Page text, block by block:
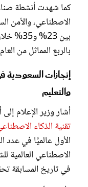
كما شهدت أنشطة صناعة
الاصطناعي، والأمن
بالربع المماثل من
إنجازات
والتعليم
أشار وزير الإعلام
تقنية الذكاء
الأول عالميًّا في عدد
في تاريخ المسابقة